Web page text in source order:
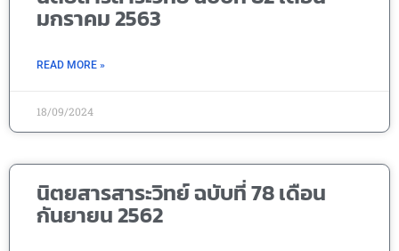
มกราคม 2563
READ MORE »
18/09/2024
นิตยสารสาระวิทย์ ฉบับที่ 78 เดือน
กันยายน 2562